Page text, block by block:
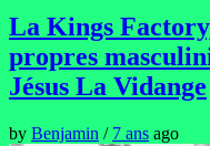
La Kings
propres
Jésus La Vidange
by Benjamin / 7 ans ago